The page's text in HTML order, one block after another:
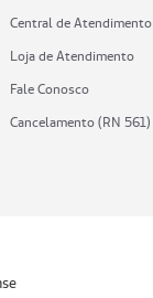
Central de Atendimento
Loja de Atendimento
Fale Conosco
Cancelamento (RN 561)